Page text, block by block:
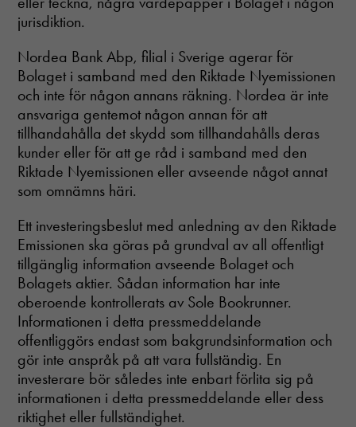
jurisdiktion.
Nordea Bank Abp, filial i Sverige agerar för
Bolaget i samband med den Riktade Nyemissionen
och inte för någon annans räkning. Nordea är inte
ansvariga gentemot någon annan för att
tillhandahålla det skydd som tillhandahålls deras
kunder eller för att ge råd i samband med den
Riktade Nyemissionen eller avseende något annat
som omnämns häri.
Ett investeringsbeslut med anledning av den Riktade
Emissionen ska göras på grundval av all offentligt
tillgänglig information avseende Bolaget och
Bolagets aktier. Sådan information har inte
oberoende kontrollerats av Sole Bookrunner.
Informationen i detta pressmeddelande
offentliggörs endast som bakgrundsinformation och
gör inte anspråk på att vara fullständig. En
investerare bör således inte enbart förlita sig på
informationen i detta pressmeddelande eller dess
riktighet eller fullständighet.